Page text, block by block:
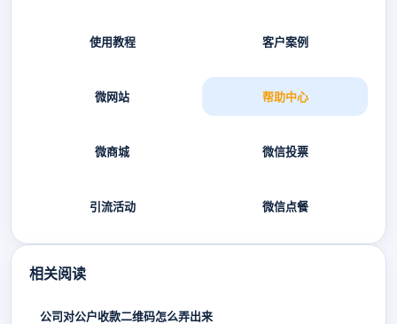
使用教程 客户案例
微网站 帮助中心
微商城 微信投票
引流活动 微信点餐
相关阅读
公司对公户收款二维码怎么弄出来